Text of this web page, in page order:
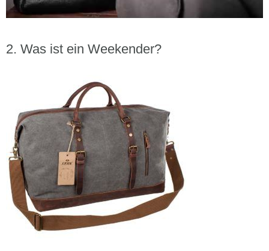
Was ist ein Weekender?